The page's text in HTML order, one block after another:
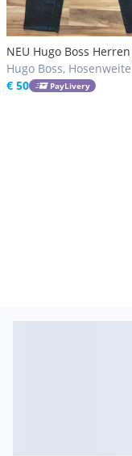
NEU Hugo Boss Herren
Hugo Boss,
€ 50
PayLivery